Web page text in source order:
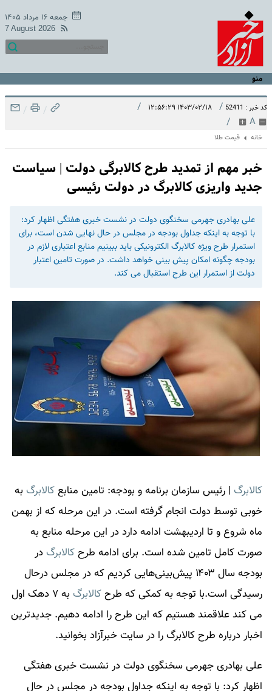
جمعه ۱۶ مرداد ۱۴۰۵
7 August 2026
منو
کد خبر : 52411 / ۱۴۰۳/۰۲/۱۸ ۱۲:۵۶:۲۹ /
A
/
/
/
خانه قیمت طلا
خبر مهم از تمدید طرح کالابرگی دولت | سیاست
جدید واریزی کالابرگ در دولت رئیسی
علی بهادری جهرمی سخنگوی دولت در نشست خبری هفتگی اظهار کرد:
با توجه به اینکه جداول بودجه در مجلس در حال نهایی شدن است، برای
استمرار طرح ویژه کالابرگ الکترونیکی باید ببینیم منابع اعتباری لازم در
بودجه چگونه امکان پیش بینی خواهد داشت. در صورت تامین اعتبار
دولت از استمرار این طرح استقبال می کند.
کالابرگ | رئیس سازمان برنامه و بودجه: تامین منابعکالابرگ به
خوبی توسط دولت انجام گرفته است. در این مرحله که از بهمن
ماه شروع و تا اردیبهشت ادامه دارد در این مرحله منابع به
صورت کامل تامین شده است. برای ادامه طرحکالابرگ در
بودجه سال ۱۴۰۳ پیش‌بینی‌هایی کردیم که در مجلس درحال
رسیدگی است.با توجه به کمکی که طرحکالابرگ
به ۷ دهک اول
می کند علاقمند هستیم که این طرح را ادامه دهیم. جدیدترین
اخبار درباره طرحکالابرگرا در سایت خبرآزاد بخوانید.
علی بهادری جهرمی سخنگوی دولت در نشست خبری هفتگی
اظهار کرد: با توجه به اینکه جداول بودجه در مجلس در حال